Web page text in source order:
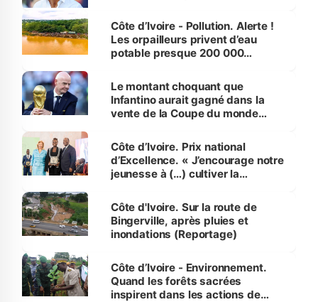
Côte d’Ivoire - Pollution. Alerte !
Les orpailleurs privent d’eau
potable presque 200 000
Le montant choquant que
Infantino aurait gagné dans la
vente de la Coupe du monde
Côte d’Ivoire. Prix national
d’Excellence. « J’encourage notre
jeunesse à (…) cultiver la
(Alassane Ouattara
Côte d'Ivoire. Sur la route de
Bingerville, après pluies et
inondations (Reportage)
Côte d’Ivoire - Environnement.
Quand les forêts sacrées
inspirent dans les actions de